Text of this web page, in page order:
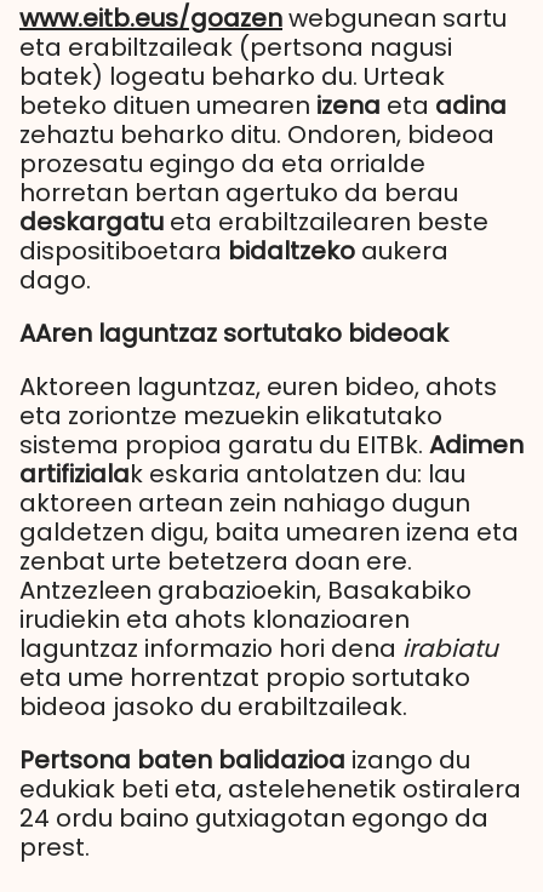
www.eitb.eus/goazenwebgunean sartu
eta erabiltzaileak (pertsona nagusi
batek) logeatu beharko du. Urteak
beteko dituen umearen izena eta adina
zehaztu beharko ditu. Ondoren, bideoa
prozesatu egingo da eta orrialde
horretan bertan agertuko da berau
deskargatu eta erabiltzailearen beste
dispositiboetara bidaltzeko aukera
dago.
AAren laguntzaz sortutako bideoak
Aktoreen laguntzaz, euren bideo, ahots
eta zoriontze mezuekin elikatutako
sistema propioa garatu du EITBk. Adimen
artifizialak eskaria antolatzen du: lau
aktoreen artean zein nahiago dugun
galdetzen digu, baita umearen izena eta
zenbat urte betetzera doan ere.
Antzezleen grabazioekin, Basakabiko
irudiekin eta ahots klonazioaren
laguntzaz informazio hori dena irabiatu
eta ume horrentzat propio sortutako
bideoa jasoko du erabiltzaileak.
Pertsona baten balidazioa izango du
edukiak beti eta, astelehenetik ostiralera
24 ordu baino gutxiagotan egongo da
prest.